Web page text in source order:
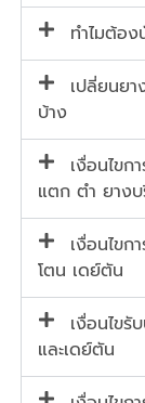
ทำไมต้อ
เปลี่ยนย
บ้าง
เงื่อนไข
แตก ตำ ยาง
เงื่อนไขก
โตน เดย์ตัน
เงื่อนไข
และเดย์ตัน